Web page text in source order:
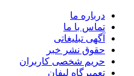
درباره ما
تماس با ما
آگهی تبلیغاتی
حقوق نشر خبر
حریم شخصی کاربران
تعمیرگاه لیفان